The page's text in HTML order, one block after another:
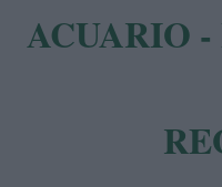
ACUARIO